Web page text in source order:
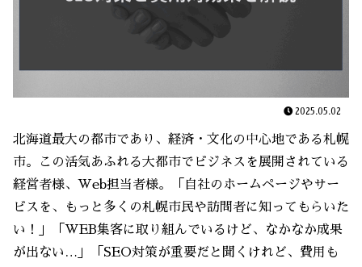
2025.05.02
北海道最大の都市であり、経済・文化の中心地である札幌
市。この活気あふれる大都市でビジネスを展開されている
経営者様、Web担当者様。「自社のホームページやサー
ビスを、もっと多くの札幌市民や訪問者に知ってもらいた
い！」「WEB集客に取り組んでいるけど、なかなか成果
が出ない…」「SEO対策が重要だと聞くけれど、費用も